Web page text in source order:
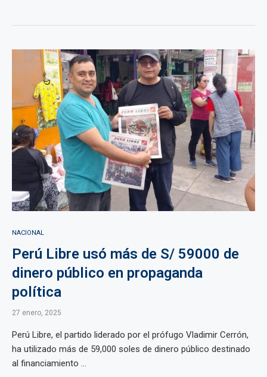
NACIONAL
Perú Libre usó más de S/ 59000 de
dinero público en propaganda
política
27 enero, 2025
Perú Libre, el partido liderado por el prófugo Vladimir Cerrón,
ha utilizado más de 59,000 soles de dinero público destinado
al financiamiento ...